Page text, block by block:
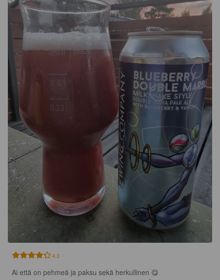
4.3
Ai että on pehmeä ja paksu sekä herkullinen 😋